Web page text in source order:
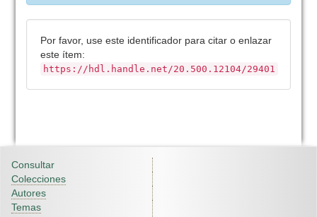
Por favor, use este identificador para citar o enlazar
este ítem:
https://hdl.handle.net/20.500.12104/29401
Consultar
Colecciones
Autores
Temas